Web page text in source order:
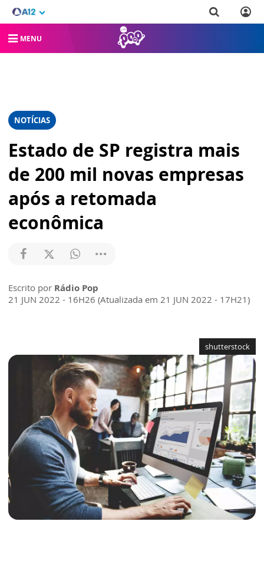
MENU
NOTÍCIAS
Estado de SP registra mais
de 200 mil novas empresas
após a retomada
econômica
Escrito por Rádio Pop
21 JUN 2022 - 16H26 (Atualizada em 21 JUN 2022 - 17H21)
shutterstock